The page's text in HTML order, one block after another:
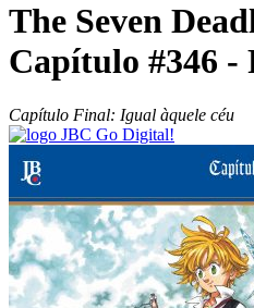
The Seven
Capítulo #346 -
Capítulo Final: Igual àquele céu